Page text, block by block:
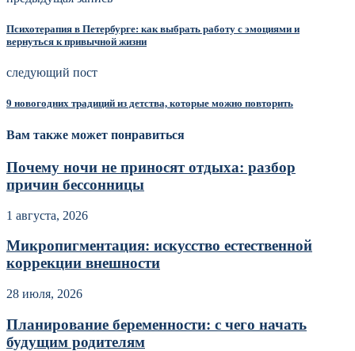
Психотерапия в Петербурге: как выбрать работу с эмоциями и
вернуться к привычной жизни
следующий пост
9 новогодних традиций из детства, которые можно повторить
Вам также может понравиться
Почему ночи не приносят отдыха: разбор
причин бессонницы
1 августа, 2026
Микропигментация: искусство естественной
коррекции внешности
28 июля, 2026
Планирование беременности: с чего начать
будущим родителям